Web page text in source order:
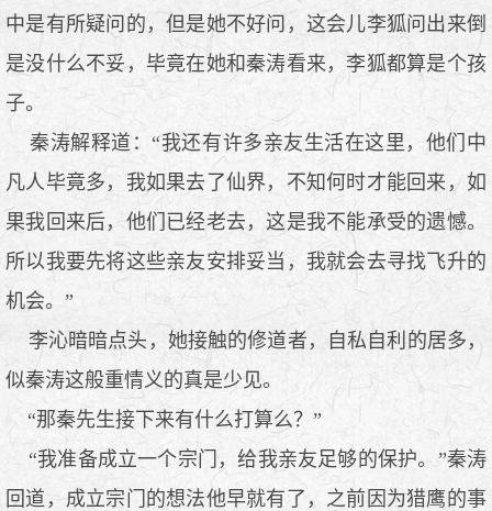
中是有所疑问的，但是她不好问，这会儿李狐问出来倒
是没什么不妥，毕竟在她和秦涛看来，李狐都算是个孩
子。
秦涛解释道：“我还有许多亲友生活在这里，他们中
凡人毕竟多，我如果去了仙界，不知何时才能回来，如
果我回来后，他们已经老去，这是我不能承受的遗憾。
所以我要先将这些亲友安排妥当，我就会去寻找飞升的
机会。”
李沁暗暗点头，她接触的修道者，自私自利的居多，
似秦涛这般重情义的真是少见。
“那秦先生接下来有什么打算么？”
“我准备成立一个宗门，给我亲友足够的保护。”秦涛
回道，成立宗门的想法他早就有了，之前因为猎鹰的事